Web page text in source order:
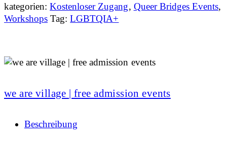
kategorien: Kostenloser Zugang, Queer Bridges Events,
Workshops Tag: LGBTQIA+
we are village | free admission events
Beschreibung